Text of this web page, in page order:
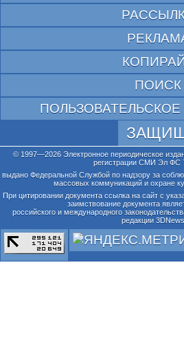
ПОИСК
© 1997—2026 Электронное периодическое
регистрации СМИ Эл ФС
выдано Федеральной Службой по надзору за
массовых коммуникаций и охране
При цитировании документа ссылка на сайт с
заимствование документа
российского и международного
редакции